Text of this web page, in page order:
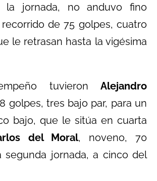
jornada, no anduvo fino
de 75 golpes, cuatro
le retrasan hasta la vigésima
tuvieron Alejandro
golpes, tres bajo par, para un
bajo, que le sitúa en cuarta
del Moral, noveno, 70
segunda jornada, a cinco del